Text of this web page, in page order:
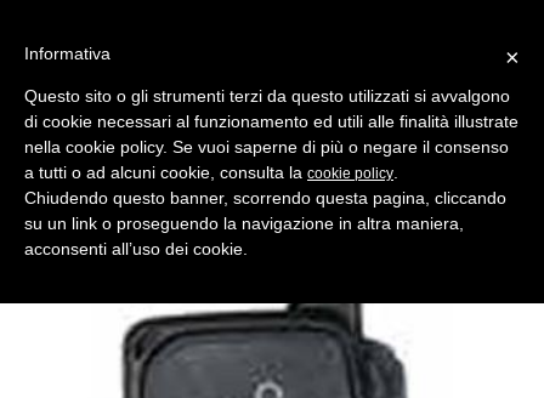
Indietro
Shell- Keys ( Gusci Auto ) > MERCEDES
chiave a scatto mercedes 2 p
Produttore Key Line
×
Informativa
Questo sito o gli strumenti terzi da questo utilizzati si avvalgono
di cookie necessari al funzionamento ed utili alle finalità illustrate
nella cookie policy. Se vuoi saperne di più o negare il consenso
a tutti o ad alcuni cookie, consulta la cookie policy
Chiudendo questo banner, scorrendo questa pagina, cliccando
su un link o proseguendo la navigazione in altra maniera,
acconsenti all’uso dei cookie.